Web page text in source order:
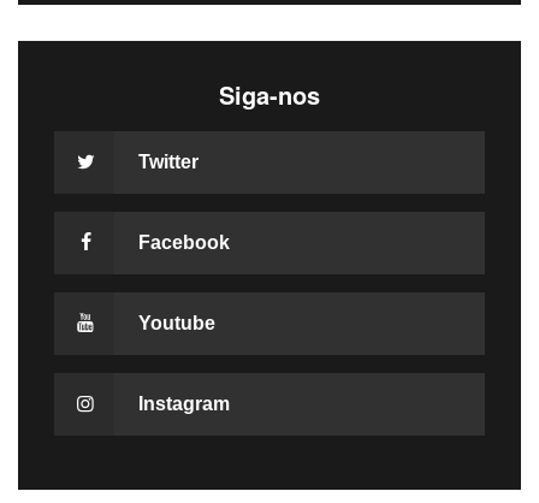
Siga-nos
Twitter
Facebook
Youtube
Instagram